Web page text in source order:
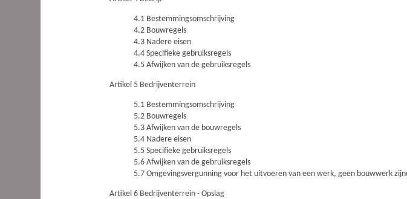
4.1 Bestemmingsomschrijving
4.2 Bouwregels
4.3 Nadere eisen
4.4 Specifieke gebruiksregels
4.5 Afwijken van de gebruiksregels
Artikel 5 Bedrijventerrein
5.1 Bestemmingsomschrijving
5.2 Bouwregels
5.3 Afwijken van de bouwregels
5.4 Nadere eisen
5.5 Specifieke gebruiksregels
5.6 Afwijken van de gebruiksregels
5.7 Omgevingsvergunning voor het uitvoeren van een werk, geen bouwwerk
Artikel 6 Bedrijventerrein - Opslag